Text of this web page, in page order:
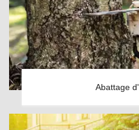
Abattage